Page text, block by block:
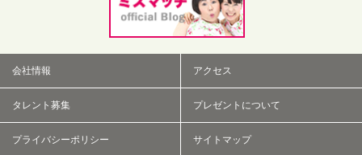
会社情報 アクセス
タレント募集 プレゼントについて
プライバシーポリシー サイトマップ